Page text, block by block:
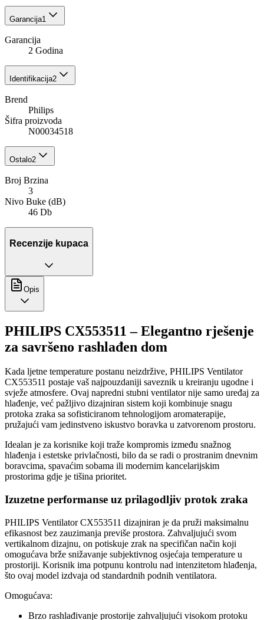
Garancija1
Garancija
2 Godina
Identifikacija2
Brend
Philips
Šifra proizvoda
N00034518
Ostalo2
Broj Brzina
3
Nivo Buke (dB)
46 Db
Recenzije kupaca
Opis
PHILIPS CX553511 – Elegantno rješenje
za savršeno rashlađen dom
Kada ljetne temperature postanu neizdržive, PHILIPS Ventilator
CX553511 postaje vaš najpouzdaniji saveznik u kreiranju ugodne i
svježe atmosfere. Ovaj napredni stubni ventilator nije samo uređaj za
hlađenje, već pažljivo dizajniran sistem koji kombinuje snagu
protoka zraka sa sofisticiranom tehnologijom aromaterapije,
pružajući vam jedinstveno iskustvo boravka u zatvorenom prostoru.
Idealan je za korisnike koji traže kompromis između snažnog
hlađenja i estetske privlačnosti, bilo da se radi o prostranim dnevnim
boravcima, spavaćim sobama ili modernim kancelarijskim
prostorima gdje je tišina prioritet.
Izuzetne performanse uz prilagodljiv protok zraka
PHILIPS Ventilator CX553511 dizajniran je da pruži maksimalnu
efikasnost bez zauzimanja previše prostora. Zahvaljujući svom
vertikalnom dizajnu, on potiskuje zrak na specifičan način koji
omogućava brže snižavanje subjektivnog osjećaja temperature u
prostoriji. Korisnik ima potpunu kontrolu nad intenzitetom hlađenja,
što ovaj model izdvaja od standardnih podnih ventilatora.
Omogućava:
Brzo rashlađivanje prostorije zahvaljujući visokom protoku